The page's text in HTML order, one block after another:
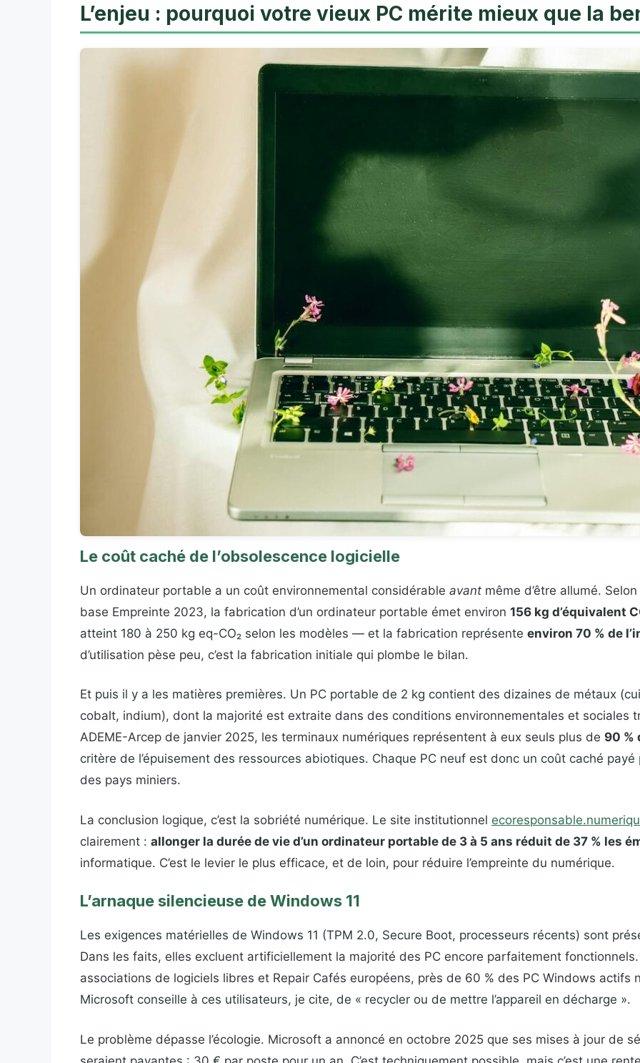
L’enjeu : pourquoi votre vieux PC mérite mieux que la
Le coût caché de l’obsolescence logicielle
Un ordinateur portable a un coût environnemental considérable avant même d’être allumé.
base Empreinte 2023, la fabrication d’un ordinateur portable émet environ 156 kg d’équivalent
atteint 180 à 250 kg eq-CO₂ selon les modèles — et la fabrication représente environ 70 % de
d’utilisation pèse peu, c’est la fabrication initiale qui plombe le bilan.
Et puis il y a les matières premières. Un PC portable de 2 kg contient des dizaines de métaux
cobalt, indium), dont la majorité est extraite dans des conditions environnementales et sociales
ADEME-Arcep de janvier 2025, les terminaux numériques représentent à eux seuls plus de 90 %
critère de l’épuisement des ressources abiotiques. Chaque PC neuf est donc un coût caché
des pays miniers.
La conclusion logique, c’est la sobriété numérique. Le site institutionnel
clairement : allonger la durée de vie d’un ordinateur portable de 3 à 5 ans réduit de 37 % les
informatique. C’est le levier le plus efficace, et de loin, pour réduire l’empreinte du numérique.
L’arnaque silencieuse de Windows 11
Les exigences matérielles de Windows 11 (TPM 2.0, Secure Boot, processeurs récents) sont
Dans les faits, elles excluent artificiellement la majorité des PC encore parfaitement
associations de logiciels libres et Repair Cafés européens, près de 60 % des PC Windows actifs
Microsoft conseille à ces utilisateurs, je cite, de « recycler ou de mettre l’appareil en décharge ».
Le problème dépasse l’écologie. Microsoft a annoncé en octobre 2025 que ses mises à jour de